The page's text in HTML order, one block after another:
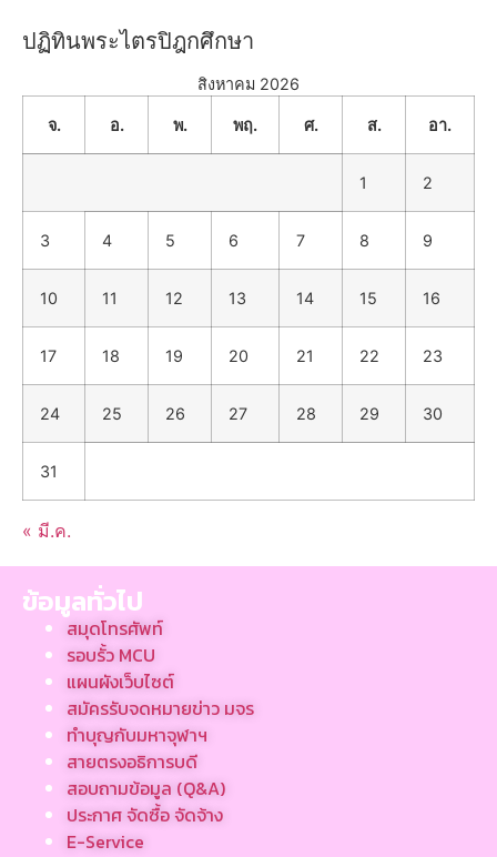
ปฏิทินพระไตรปิฎกศึกษา
สิงหาคม 2026
จ. อ. พ. พฤ. ศ. ส. อา.
1 2
3 4 5 6 7 8 9
10 11 12 13 14 15 16
17 18 19 20 21 22 23
24 25 26 27 28 29 30
31
« มี.ค.
ข้อมูลทั่วไป
สมุดโทรศัพท์
รอบรั้ว MCU
แผนผังเว็บไซต์
สมัครรับจดหมายข่าว มจร
ทำบุญกับมหาจุฬาฯ
สายตรงอธิการบดี
สอบถามข้อมูล (Q&A)
ประกาศ จัดซื้อ จัดจ้าง
E-Service